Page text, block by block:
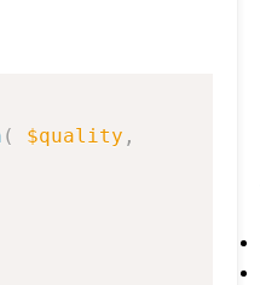
( $quality ,